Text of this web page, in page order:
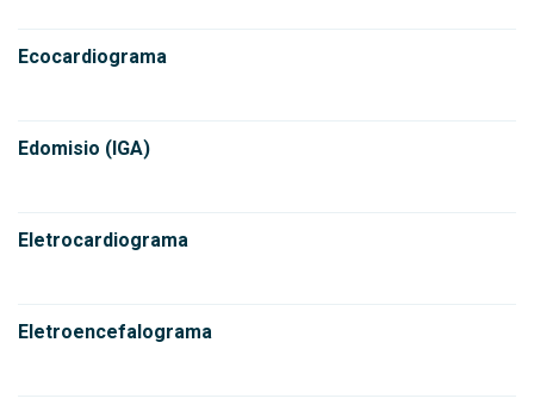
Ecocardiograma
Edomisio (IGA)
Eletrocardiograma
Eletroencefalograma